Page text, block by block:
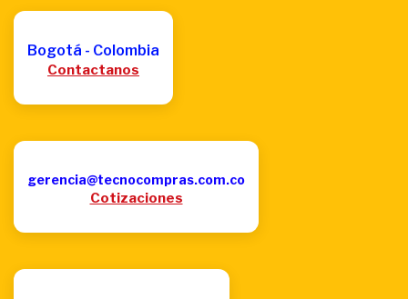
Bogotá - Colombia
Contactanos
gerencia@tecnocompras.com.co
Cotizaciones